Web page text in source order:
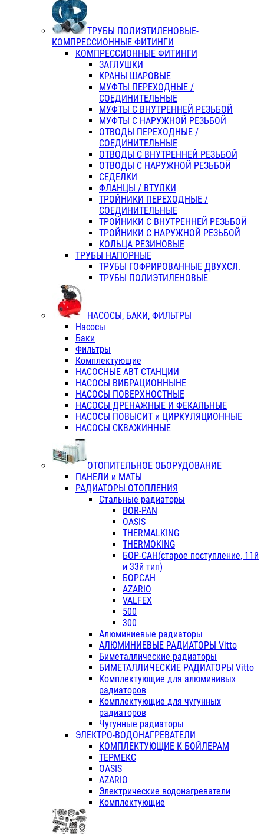
ТРУБЫ ПОЛИЭТИЛЕНОВЫЕ-
КОМПРЕССИОННЫЕ ФИТИНГИ
КОМПРЕССИОННЫЕ ФИТИНГИ
ЗАГЛУШКИ
КРАНЫ ШАРОВЫЕ
МУФТЫ ПЕРЕХОДНЫЕ /
СОЕДИНИТЕЛЬНЫЕ
МУФТЫ С ВНУТРЕННЕЙ РЕЗЬБОЙ
МУФТЫ С НАРУЖНОЙ РЕЗЬБОЙ
ОТВОДЫ ПЕРЕХОДНЫЕ /
СОЕДИНИТЕЛЬНЫЕ
ОТВОДЫ С ВНУТРЕННЕЙ РЕЗЬБОЙ
ОТВОДЫ С НАРУЖНОЙ РЕЗЬБОЙ
СЕДЕЛКИ
ФЛАНЦЫ / ВТУЛКИ
ТРОЙНИКИ ПЕРЕХОДНЫЕ /
СОЕДИНИТЕЛЬНЫЕ
ТРОЙНИКИ С ВНУТРЕННЕЙ РЕЗЬБОЙ
ТРОЙНИКИ С НАРУЖНОЙ РЕЗЬБОЙ
КОЛЬЦА РЕЗИНОВЫЕ
ТРУБЫ НАПОРНЫЕ
ТРУБЫ ГОФРИРОВАННЫЕ ДВУХСЛ.
ТРУБЫ ПОЛИЭТИЛЕНОВЫЕ
НАСОСЫ, БАКИ, ФИЛЬТРЫ
Насосы
Баки
Фильтры
Комплектующие
НАСОСНЫЕ АВТ СТАНЦИИ
НАСОСЫ ВИБРАЦИОННЫНЕ
НАСОСЫ ПОВЕРХНОСТНЫЕ
НАСОСЫ ДРЕНАЖНЫЕ И ФЕКАЛЬНЫЕ
НАСОСЫ ПОВЫСИТ и ЦИРКУЛЯЦИОННЫЕ
НАСОСЫ СКВАЖИННЫЕ
ОТОПИТЕЛЬНОЕ ОБОРУДОВАНИЕ
ПАНЕЛИ и МАТЫ
РАДИАТОРЫ ОТОПЛЕНИЯ
Стальные радиаторы
BOR-PAN
OASIS
THERMALKING
THERMOKING
БОР-САН(старое поступление, 11й
и 33й тип)
БОРСАН
AZARIO
VALFEX
500
300
Алюминиевые радиаторы
АЛЮМИНИЕВЫЕ РАДИАТОРЫ Vitto
Биметаллические радиаторы
БИМЕТАЛЛИЧЕСКИЕ РАДИАТОРЫ Vitto
Комплектующие для алюминивых
радиаторов
Комплектующие для чугунных
радиаторов
Чугунные радиаторы
ЭЛЕКТРО-ВОДОНАГРЕВАТЕЛИ
КОМПЛЕКТУЮЩИЕ К БОЙЛЕРАМ
ТЕРМЕКС
OASIS
AZARIO
Электрические водонагреватели
Комплектующие